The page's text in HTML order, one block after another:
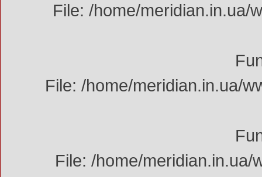
File: /home/meridian.in.ua/
File: /home/meridian.in.ua/
File: /home/